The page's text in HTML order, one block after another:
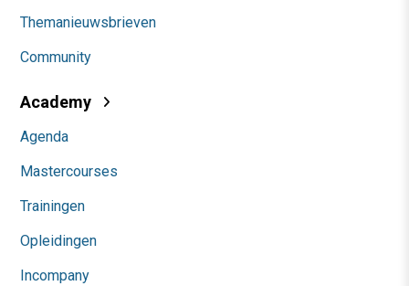
Themanieuwsbrieven
Community
Academy
Agenda
Mastercourses
Trainingen
Opleidingen
Incompany